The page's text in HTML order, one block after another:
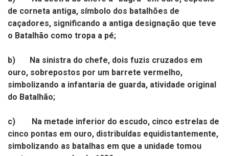
de corneta antiga, símbolo dos batalhões de
caçadores, significando a antiga designação que teve
o Batalhão como tropa a pé;
b) Na sinistra do chefe, dois fuzis cruzados em
ouro, sobrepostos por um barrete vermelho,
simbolizando a infantaria de guarda, atividade original
do Batalhão;
c) Na metade inferior do escudo, cinco estrelas de
cinco pontas em ouro, distribuídas equidistantemente,
simbolizando as batalhas em que a unidade tomou